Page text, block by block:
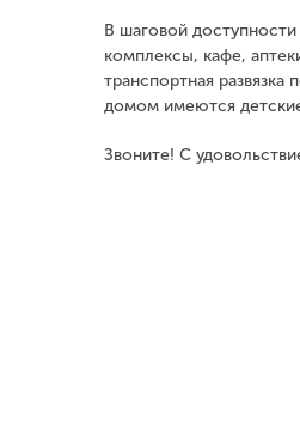
В шаговой
комплексы, кафе,
транспортная
домом имеются
Звоните! С